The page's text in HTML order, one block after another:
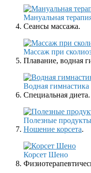
Мануальная
Сеансы массажа.
Массаж при
Плавание, водная
Водная гимнастика
Специальная диета.
Полезные
Ношение корсета.
Корсет Шено